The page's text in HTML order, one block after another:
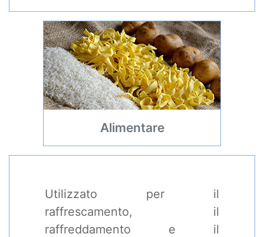
Alimentare
Utilizzato per il
raffrescamento, il
raffreddamento e il